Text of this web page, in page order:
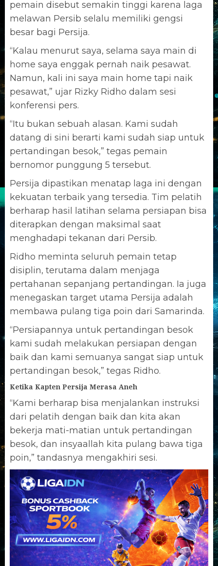
pemain disebut semakin tinggi karena laga
melawan Persib selalu memiliki gengsi
besar bagi Persija.
“Kalau menurut saya, selama saya main di
home saya enggak pernah naik pesawat.
Namun, kali ini saya main home tapi naik
pesawat,” ujar Rizky Ridho dalam sesi
konferensi pers.
“Itu bukan sebuah alasan. Kami sudah
datang di sini berarti kami sudah siap untuk
pertandingan besok,” tegas pemain
bernomor punggung 5 tersebut.
Persija dipastikan menatap laga ini dengan
kekuatan terbaik yang tersedia. Tim pelatih
berharap hasil latihan selama persiapan bisa
diterapkan dengan maksimal saat
menghadapi tekanan dari Persib.
Ridho meminta seluruh pemain tetap
disiplin, terutama dalam menjaga
pertahanan sepanjang pertandingan. Ia juga
menegaskan target utama Persija adalah
membawa pulang tiga poin dari Samarinda.
“Persiapannya untuk pertandingan besok
kami sudah melakukan persiapan dengan
baik dan kami semuanya sangat siap untuk
pertandingan besok,” tegas Ridho.
Ketika Kapten Persija Merasa Aneh
“Kami berharap bisa menjalankan instruksi
dari pelatih dengan baik dan kita akan
bekerja mati-matian untuk pertandingan
besok, dan insyaallah kita pulang bawa tiga
poin,” tandasnya mengakhiri sesi.